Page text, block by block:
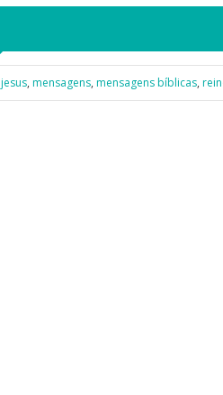
jesus, mensagens, mensagens bíblicas,